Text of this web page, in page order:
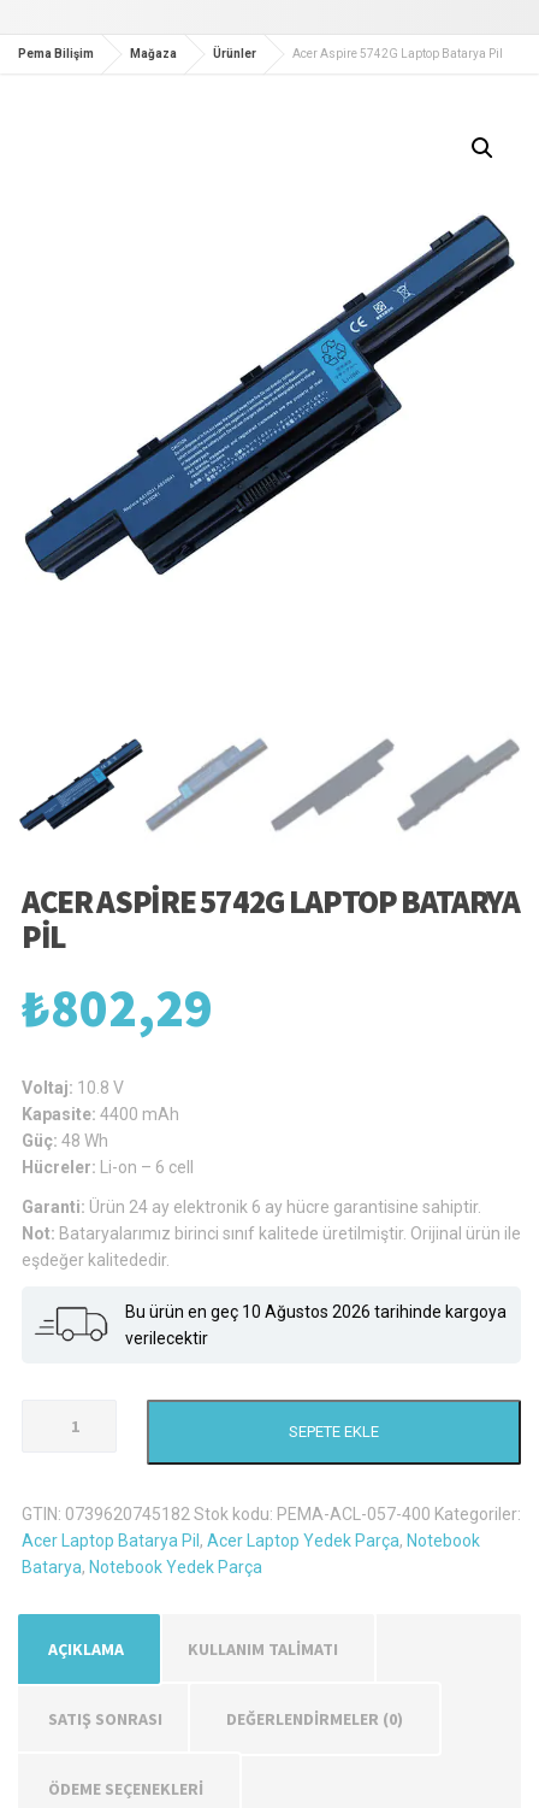
Pema Bilişim Mağaza Ürünler Acer Aspire 5742G Laptop Batarya Pil
ACER ASPIRE 5742G LAPTOP BATARYA
PIL
₺802,29
Voltaj: 10.8 V
Kapasite: 4400 mAh
Güç: 48 Wh
Hücreler:
Li-on – 6 cell
Garanti: Ürün 24 ay elektronik 6 ay hücre garantisine sahiptir.
Not: Bataryalarımız birinci sınıf kalitede üretilmiştir. Orijinal ürün ile
eşdeğer kalitededir.
Bu ürün en geç 10 Ağustos 2026 tarihinde kargoya
verilecektir
Batarya
Pil
adet
SEPETE EKLE
GTIN: 0739620745182 Stok kodu: PEMA-ACL-057-400 Kategoriler:
Acer Laptop Batarya Pil , Acer Laptop Yedek Parça, Notebook
Batarya, Notebook Yedek Parça
AÇIKLAMA KULLANIM TALİMATI
SATIŞ SONRASI DEĞERLENDIRMELER (0)
ÖDEME SEÇENEKLERİ